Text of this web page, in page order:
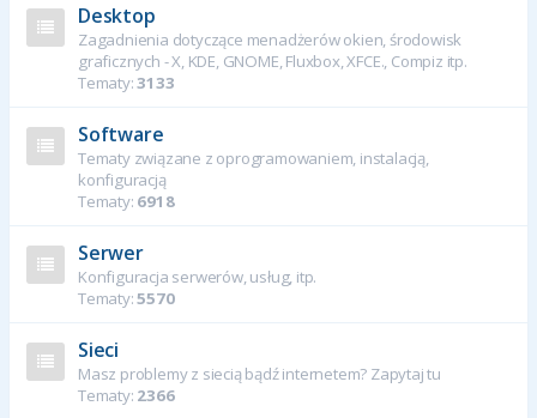
Desktop
Zagadnienia dotyczące menadżerów okien, środowisk
graficznych - X, KDE, GNOME, Fluxbox, XFCE., Compiz itp.
Tematy:3133
Software
Tematy związane z oprogramowaniem, instalacją,
konfiguracją
Tematy: 6918
Serwer
Konfiguracja serwerów, usług, itp.
Tematy:5570
Sieci
Masz problemy z siecią bądź internetem? Zapytaj tu
Tematy: 2366